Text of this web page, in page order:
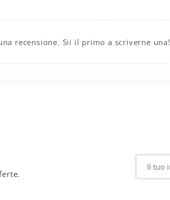
recensione. Sii il primo a scriverne una!